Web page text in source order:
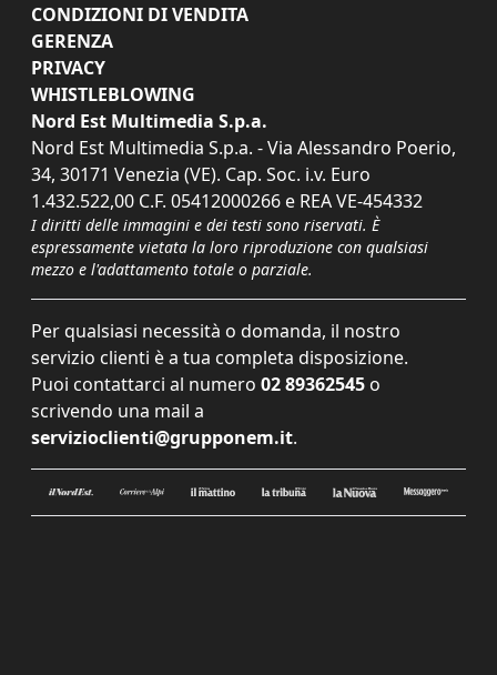
CONDIZIONI DI VENDITA
GERENZA
PRIVACY
WHISTLEBLOWING
Nord Est Multimedia S.p.a.
Nord Est Multimedia S.p.a. - Via Alessandro Poerio,
34, 30171 Venezia (VE). Cap. Soc. i.v. Euro
1.432.522,00 C.F. 05412000266 e REA VE-454332
I diritti delle immagini e dei testi sono riservati. È
espressamente vietata la loro riproduzione con qualsiasi
mezzo e l'adattamento totale o parziale.
Per qualsiasi necessità o domanda, il nostro
servizio clienti è a tua completa disposizione.
Puoi contattarci al numero 02 89362545 o
scrivendo una mail a
servizioclienti@grupponem.it.